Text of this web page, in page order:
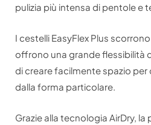
pulizia più intensa di pentole e
I cestelli EasyFlex Plus
offrono una grande flessibilità
di creare facilmente spazio
dalla forma particolare.
Grazie alla tecnologia AirDry, la